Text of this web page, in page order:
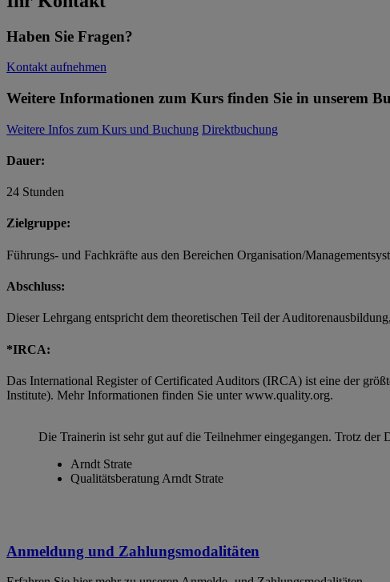
Haben Sie Fragen?
Kontakt aufnehmen
Weitere Informationen zum Kurs finden Sie in unserem
Weitere Infos zum Kurs und Buchung Direktbuchung
Dauer:
24 Stunden
Zielgruppe:
Führungs- und Fachkräfte aus den Bereichen Organisation/
Abschluss:
Dieser Lehrgang entspricht dem theoretischen Teil der
*IRCA:
Das International Register of Certificated Auditors (IRCA) ist eine der
Institute). Mehr Informationen finden Sie unter www.quality.org.
Die Trainerin ist sehr gut auf die Teilnehmer eingegangen. Trotz der
Arndt Strate
Qualitätsberatung Arndt Strate
Anmeldung und Zahlungsmodalitäten